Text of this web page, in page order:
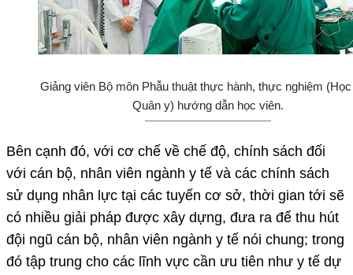
Giảng viên Bộ môn Phẫu thuật thực hành, thực nghiệm
Quân y) hướng dẫn học viên.
Bên cạnh đó, với cơ chế về chế độ, chính sách đối
với cán bộ, nhân viên ngành y tế và các chính sách
sử dụng nhân lực tại các tuyến cơ sở, thời gian tới sẽ
có nhiều giải pháp được xây dựng, đưa ra để thu hút
đội ngũ cán bộ, nhân viên ngành y tế nói chung; trong
đó tập trung cho các lĩnh vực cần ưu tiên như y tế dự